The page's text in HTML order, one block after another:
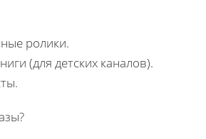
ролики.
(для детских каналов).